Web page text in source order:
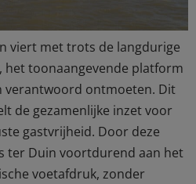
viert met trots de langdurige
het toonaangevende platform
verantwoord ontmoeten. Dit
de gezamenlijke inzet voor
gastvrijheid. Door deze
ter Duin voortdurend aan het
voetafdruk, zonder